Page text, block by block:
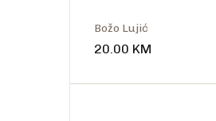
Božo Lujić
20.00 KM